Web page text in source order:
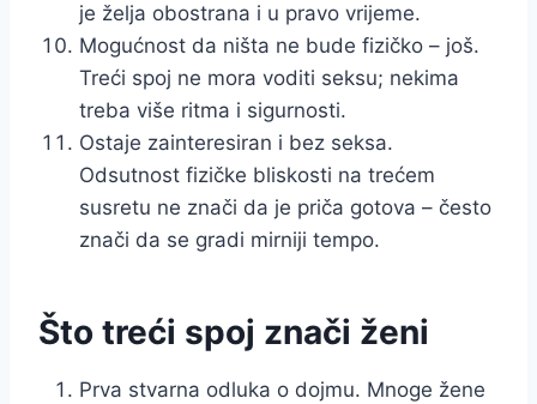
je želja obostrana i u pravo vrijeme.
Mogućnost da ništa ne bude fizičko – još.
Treći spoj ne mora voditi seksu; nekima
treba više ritma i sigurnosti.
Ostaje zainteresiran i bez seksa.
Odsutnost fizičke bliskosti na trećem
susretu ne znači da je priča gotova – često
znači da se gradi mirniji tempo.
Što treći spoj znači ženi
Prva stvarna odluka o dojmu. Mnoge žene